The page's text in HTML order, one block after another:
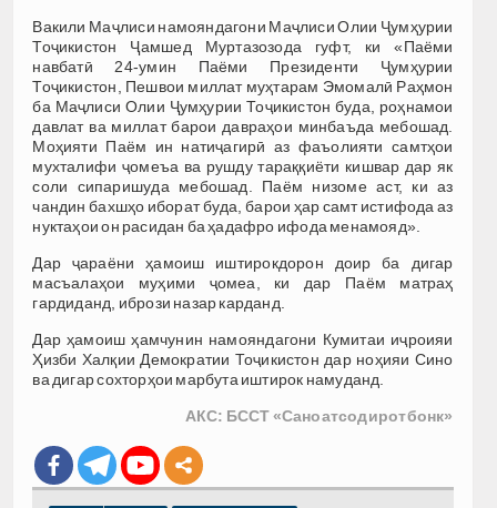
Вакили Маҷлиси намояндагони Маҷлиси Олии Ҷумҳурии
Тоҷикистон Ҷамшед Муртазозода гуфт, ки «Паёми
навбатӣ 24-умин Паёми Президенти Ҷумҳурии
Тоҷикистон, Пешвои миллат муҳтарам Эмомалӣ Раҳмон
ба Маҷлиси Олии Ҷумҳурии Тоҷикистон буда, роҳнамои
давлат ва миллат барои давраҳои минбаъда мебошад.
Моҳияти Паём ин натиҷагирӣ аз фаъолияти самтҳои
мухталифи ҷомеъа ва рушду тараққиёти кишвар дар як
соли сипаришуда мебошад. Паём низоме аст, ки аз
чандин бахшҳо иборат буда, барои ҳар самт истифода аз
нуктаҳои он расидан ба ҳадафро ифода менамояд».
Дар ҷараёни ҳамоиш иштирокдорон доир ба дигар
масъалаҳои муҳими ҷомеа, ки дар Паём матраҳ
гардиданд, ибрози назар карданд.
Дар ҳамоиш ҳамчунин намояндагони Кумитаи иҷроияи
Ҳизби Халқии Демократии Тоҷикистон дар ноҳияи Сино
ва дигар сохторҳои марбута иштирок намуданд.
АКС: БССТ «Саноатсодиротбонк»